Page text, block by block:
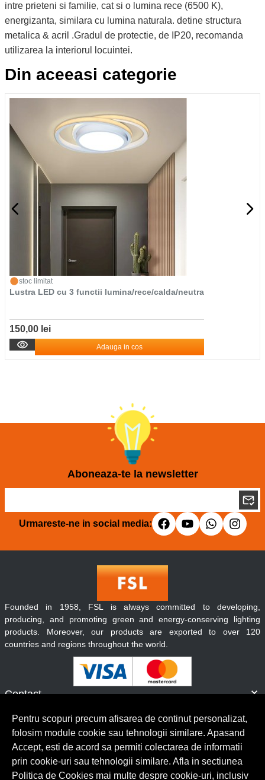
intre prieteni si familie, cat si o lumina rece (6500 K),
energizanta, similara cu lumina naturala. detine structura
metalica & acril .Gradul de protectie, de IP20, recomanda
utilizarea la interiorul locuintei.
Din aceeasi categorie
stoc limitat
Lustra LED cu 3 functii lumina/rece/calda/neutra
150,00 lei
Adauga in cos
Aboneaza-te la newsletter
Urmareste-ne in social media:
Contact
Servicii clienti
Founded in 1958, FSL is always committed to developing,
producing, and promoting green and energy-conserving lighting
products. Moreover, our products are exported to over 120
countries and regions throughout the world.
© Copyright 2026 Lumilux. Toate drepturile rezervate.
Pentru scopuri precum afisarea de continut personalizat,
folosim module cookie sau tehnologii similare. Apasand
Accept, esti de acord sa permiti colectarea de informatii
prin cookie-uri sau tehnologii similare. Afla in sectiunea
Politica de Cookies mai multe despre cookie-uri, inclusiv